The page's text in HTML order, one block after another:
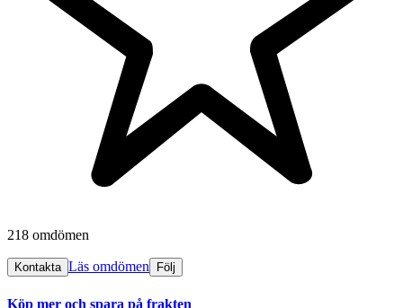
218 omdömen
Kontakta Läs omdömen Följ
Köp mer och spara på frakten